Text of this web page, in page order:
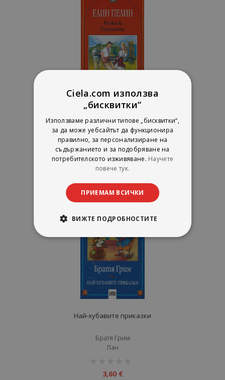
Разкази - Гераците
Елин Пелин
Пан
рейтинг:
1%
3,90 €
Най-хубавите приказки
Братя Грим
Пан
3,60 €
Ciela.com използва
„бисквитки“
Използваме различни типове „бисквитки“,
за да може уебсайтът да функционира
правилно, за персонализиране на
съдържанието и за подобряване на
потребителското изживяване. Научете
повече тук.
ПРИЕМАМ ВСИЧКИ
ВИЖТЕ ПОДРОБНОСТИТЕ